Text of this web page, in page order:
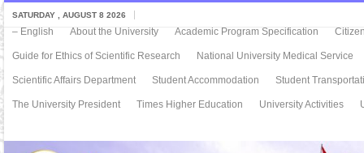
SATURDAY , AUGUST 8 2026
– English About the University Academic Program Specification
Guide for Ethics of Scientific Research National University Medical Service
Scientific Affairs Department Student Accommodation Student
The University President Times Higher Education University Activities